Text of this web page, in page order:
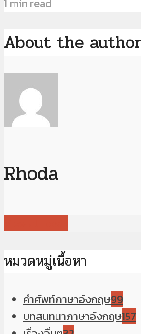
About the author
Rhoda
หมวดหมู่เนื้อหา
คำศัพท์ภาษาอังกฤษ99
บทสนทนาภาษาอังกฤษ157